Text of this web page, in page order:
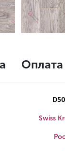
Оплата
Swiss